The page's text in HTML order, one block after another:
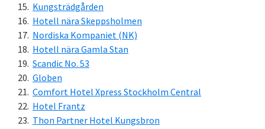
Kungsträdgården
Hotell nära Skeppsholmen
Nordiska Kompaniet (NK)
Hotell nära Gamla Stan
Scandic No. 53
Globen
Comfort Hotel Xpress Stockholm Central
Hotel Frantz
Thon Partner Hotel Kungsbron